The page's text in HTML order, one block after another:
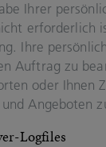
Ihrer
er­for­der­lich
Ihre
Auf­trag zu
oder Ihnen
An­ge­bo­ten
​Logfiles